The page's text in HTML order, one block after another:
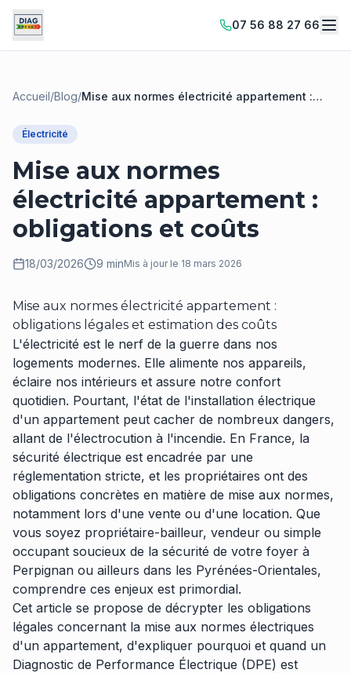
07 56 88 27 66
Accueil/Blog/Mise aux normes électricité appartement :
Électricité
Mise aux normes
électricité appartement :
obligations et coûts
18/03/2026 9 minMis à jour le 18 mars 2026
Mise aux normes électricité appartement :
obligations légales et estimation des coûts
L'électricité est le nerf de la guerre dans nos
logements modernes. Elle alimente nos appareils,
éclaire nos intérieurs et assure notre confort
quotidien. Pourtant, l'état de l'installation électrique
d'un appartement peut cacher de nombreux dangers,
allant de l'électrocution à l'incendie. En France, la
sécurité électrique est encadrée par une
réglementation stricte, et les propriétaires ont des
obligations concrètes en matière de mise aux normes,
notamment lors d'une vente ou d'une location. Que
vous soyez propriétaire-bailleur, vendeur ou simple
occupant soucieux de la sécurité de votre foyer à
Perpignan ou ailleurs dans les Pyrénées-Orientales,
comprendre ces enjeux est primordial.
Cet article se propose de décrypter les obligations
légales concernant la mise aux normes électriques
d'un appartement, d'expliquer pourquoi et quand un
Diagnostic de Performance Électrique (DPE) est